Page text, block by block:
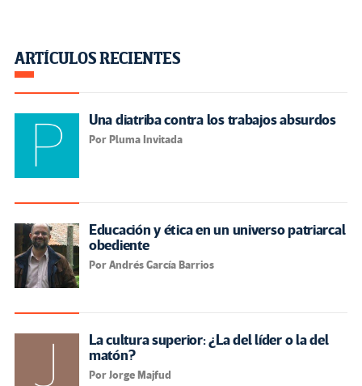
ARTÍCULOS RECIENTES
Una diatriba contra los trabajos absurdos
Por Pluma Invitada
Educación y ética en un universo patriarcal
obediente
Por Andrés García Barrios
La cultura superior: ¿La del líder o la del
matón?
Por Jorge Majfud